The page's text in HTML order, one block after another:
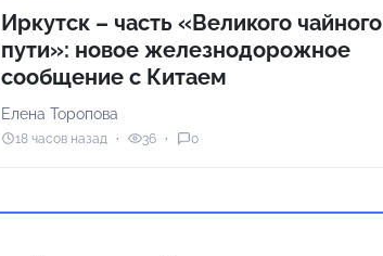
Иркутск – часть «Великого чайного
пути»: новое железнодорожное
сообщение с Китаем
Елена Торопова
18 часов назад 36 0